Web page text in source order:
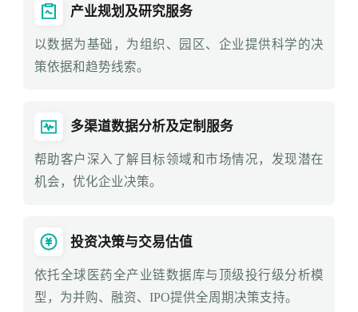
产业规划及研究服务
以数据为基础，为组织、园区、企业提供科学的决
策依据和趋势线索。
多渠道数据分析及定制服务
帮助客户深入了解目标领域和市场情况，发现潜在
机会，优化企业决策。
投资决策与交易估值
依托全球医药全产业链数据库与顶级投行级分析模
型，为并购、融资、IPO提供全周期决策支持。